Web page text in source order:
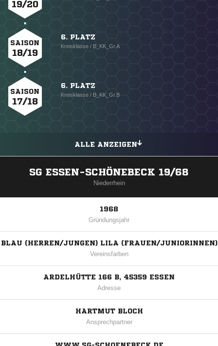
19/20
SAISON
18/19
6. PLATZ
Kreisklasse / B_KK_Gr.A
SAISON
17/18
6. PLATZ
Kreisklasse / B_KK_Gr.B
ALLE ANZEIGEN
SG ESSEN-SCHÖNEBECK 19/68
Niederrhein
1968
Gründungsjahr
BLAU (HERREN/JUNGEN) LILA (FRAUEN/JUNIORINNEN)
Vereinsfarben
ARDELHÜTTE 166 B, 45359 ESSEN
Adresse
HARTMUT BLOCH
Ansprechpartner